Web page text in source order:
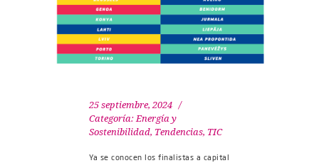
25 septiembre, 2024
Categoría: Energía y
Sostenibilidad, Tendencias, TIC
Ya se conocen los finalistas a capital